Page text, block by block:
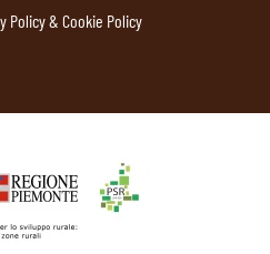
Policy & Cookie Policy